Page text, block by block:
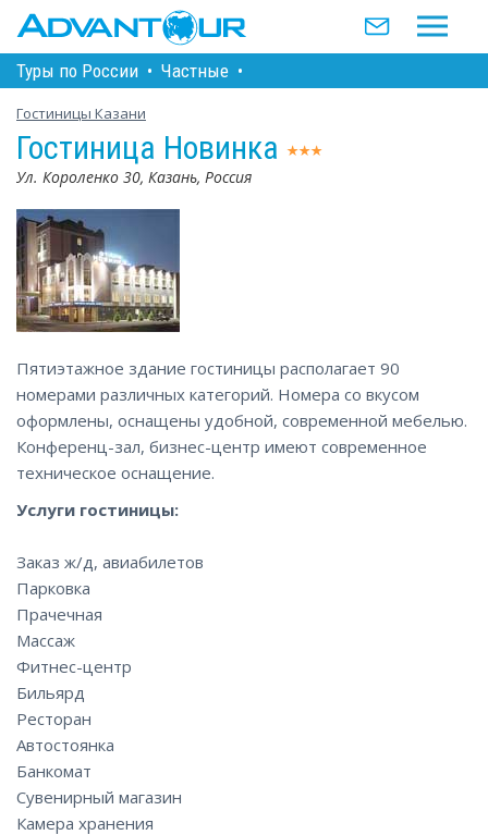
Туры по Росcии • Частные •
Гостиницы Казани
Гостиница Новинка
Ул. Короленко 30, Казань, Россия
Пятиэтажное здание гостиницы располагает 90
номерами различных категорий. Номера со вкусом
оформлены, оснащены удобной, современной мебелью.
Конференц-зал, бизнес-центр имеют современное
техническое оснащение.
Услуги гостиницы:
Заказ ж/д, авиабилетов
Парковка
Прачечная
Массаж
Фитнес-центр
Бильярд
Ресторан
Автостоянка
Банкомат
Сувенирный магазин
Камера хранения